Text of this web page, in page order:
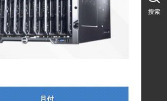
月付
搜索